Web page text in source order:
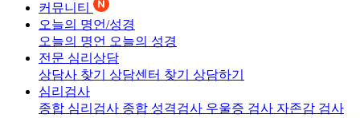
커뮤니티
오늘의 명언/성경
오늘의 명언 오늘의 성경
전문 심리상담
상담사 찾기 상담센터 찾기 상담하기
심리검사
종합 심리검사 종합 성격검사 우울증 검사 자존감 검사